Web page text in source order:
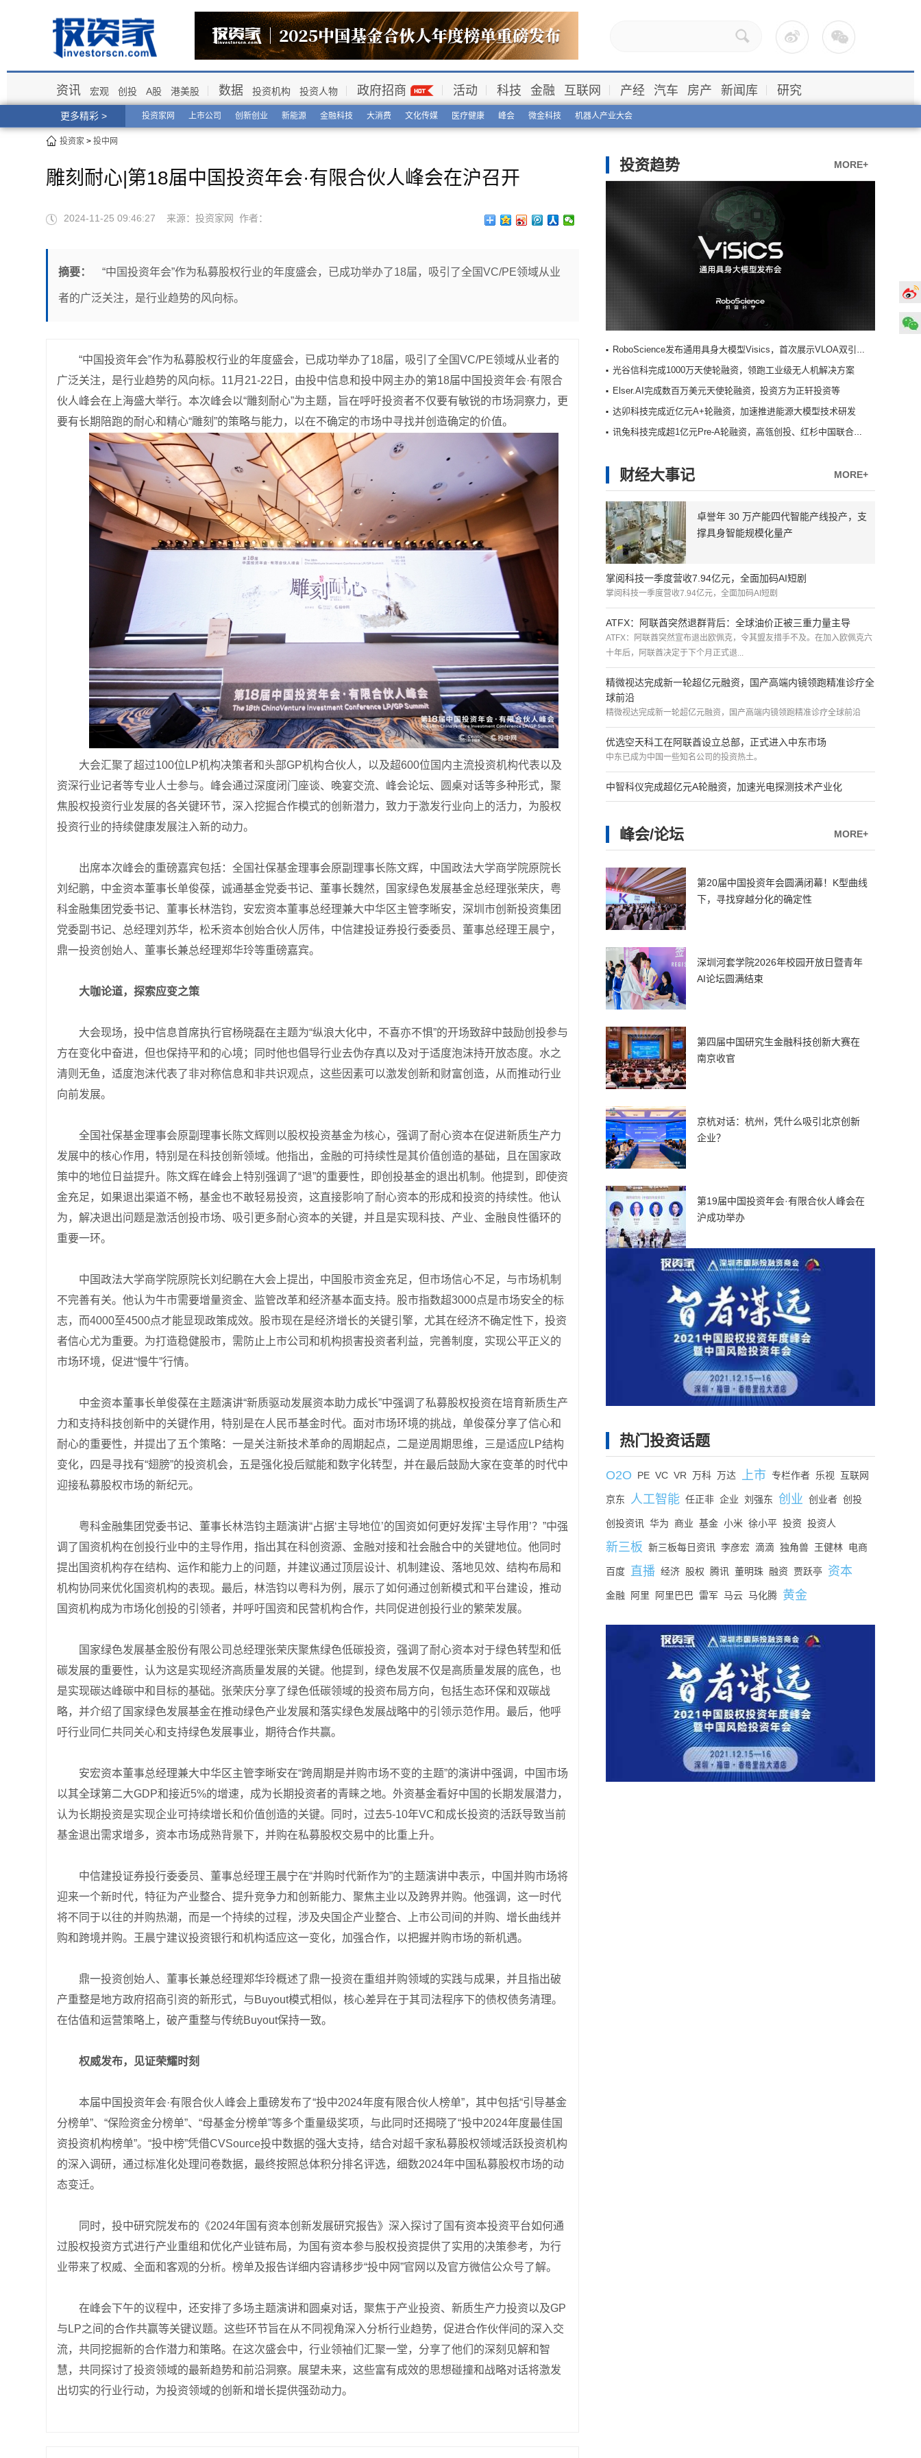
更多精彩 > 投资家网 上市公司 创新创业 新能源 金融科技 大消费 文化传媒 医疗健康 峰会 微金科技 机器人产业大会
资讯 宏观 创投 A股 港美股 数据 投资机构 投资人物 政府招商 活动 科技 金融 互联网 产经 汽车 房产 新闻库 研究
投资家 > 投中网
雕刻耐心|第18届中国投资年会·有限合伙人峰会在沪召开
2024-11-25 09:46:27 来源：投资家网 作者：
摘要： “中国投资年会”作为私募股权行业的年度盛会，已成功举办了18届，吸引了全国VC/PE领域从业
者的广泛关注，是行业趋势的风向标。
“中国投资年会”作为私募股权行业的年度盛会，已成功举办了18届，吸引了全国VC/PE领域从业者的
广泛关注，是行业趋势的风向标。11月21-22日，由投中信息和投中网主办的第18届中国投资年会·有限合
伙人峰会在上海盛大举行。本次峰会以“雕刻耐心”为主题，旨在呼吁投资者不仅要有敏锐的市场洞察力，更
要有长期陪跑的耐心和精心“雕刻”的策略与能力，以在不确定的市场中寻找并创造确定的价值。
大会汇聚了超过100位LP机构决策者和头部GP机构合伙人，以及超600位国内主流投资机构代表以及
资深行业记者等专业人士参与。峰会通过深度闭门座谈、晚宴交流、峰会论坛、圆桌对话等多种形式，聚
焦股权投资行业发展的各关键环节，深入挖掘合作模式的创新潜力，致力于激发行业向上的活力，为股权
投资行业的持续健康发展注入新的动力。
出席本次峰会的重磅嘉宾包括：全国社保基金理事会原副理事长陈文辉，中国政法大学商学院原院长
刘纪鹏，中金资本董事长单俊葆，诚通基金党委书记、董事长魏然，国家绿色发展基金总经理张荣庆，粤
科金融集团党委书记、董事长林浩钧，安宏资本董事总经理兼大中华区主管李晰安，深圳市创新投资集团
党委副书记、总经理刘苏华，松禾资本创始合伙人厉伟，中信建投证券投行委委员、董事总经理王晨宁，
鼎一投资创始人、董事长兼总经理郑华玲等重磅嘉宾。
大咖论道，探索应变之策
大会现场，投中信息首席执行官杨晓磊在主题为“纵浪大化中，不喜亦不惧”的开场致辞中鼓励创投参与
方在变化中奋进，但也保持平和的心境；同时他也倡导行业去伪存真以及对于适度泡沫持开放态度。水之
清则无鱼，适度泡沫代表了非对称信息和非共识观点，这些因素可以激发创新和财富创造，从而推动行业
向前发展。
全国社保基金理事会原副理事长陈文辉则以股权投资基金为核心，强调了耐心资本在促进新质生产力
发展中的核心作用，特别是在科技创新领域。他指出，金融的可持续性是其价值创造的基础，且在国家政
策中的地位日益提升。陈文辉在峰会上特别强调了“退”的重要性，即创投基金的退出机制。他提到，即使资
金充足，如果退出渠道不畅，基金也不敢轻易投资，这直接影响了耐心资本的形成和投资的持续性。他认
为，解决退出问题是激活创投市场、吸引更多耐心资本的关键，并且是实现科技、产业、金融良性循环的
重要一环。
中国政法大学商学院原院长刘纪鹏在大会上提出，中国股市资金充足，但市场信心不足，与市场机制
不完善有关。他认为牛市需要增量资金、监管改革和经济基本面支持。股市指数超3000点是市场安全的标
志，而4000至4500点才能显现政策成效。股市现在是经济增长的关键引擎，尤其在经济不确定性下，投资
者信心尤为重要。为打造稳健股市，需防止上市公司和机构损害投资者利益，完善制度，实现公平正义的
市场环境，促进“慢牛”行情。
中金资本董事长单俊葆在主题演讲“新质驱动发展资本助力成长”中强调了私募股权投资在培育新质生产
力和支持科技创新中的关键作用，特别是在人民币基金时代。面对市场环境的挑战，单俊葆分享了信心和
耐心的重要性，并提出了五个策略：一是关注新技术革命的周期起点，二是逆周期思维，三是适应LP结构
变化，四是寻找有“翅膀”的投资机会，五是强化投后赋能和数字化转型，并在最后鼓励大家在变革的时代中
迎接私募股权市场的新纪元。
粤科金融集团党委书记、董事长林浩钧主题演讲“占据‘主导地位’的国资如何更好发挥‘主导作用’？”中强
调了国资机构在创投行业中的主导作用，指出其在科创资源、金融对接和社会融合中的关键地位。他同时
提出国资机构存在结构、运作和能力上的问题，并建议通过顶层设计、机制建设、落地见效、结构布局和
机构协同来优化国资机构的表现。最后，林浩钧以粤科为例，展示了如何通过创新模式和平台建设，推动
国资机构成为市场化创投的引领者，并呼吁国资和民营机构合作，共同促进创投行业的繁荣发展。
国家绿色发展基金股份有限公司总经理张荣庆聚焦绿色低碳投资，强调了耐心资本对于绿色转型和低
碳发展的重要性，认为这是实现经济高质量发展的关键。他提到，绿色发展不仅是高质量发展的底色，也
是实现碳达峰碳中和目标的基础。张荣庆分享了绿色低碳领域的投资布局方向，包括生态环保和双碳战
略，并介绍了国家绿色发展基金在推动绿色产业发展和落实绿色发展战略中的引领示范作用。最后，他呼
吁行业同仁共同关心和支持绿色发展事业，期待合作共赢。
安宏资本董事总经理兼大中华区主管李晰安在“跨周期是并购市场不变的主题”的演讲中强调，中国市场
以其全球第二大GDP和接近5%的增速，成为长期投资者的青睐之地。外资基金看好中国的长期发展潜力，
认为长期投资是实现企业可持续增长和价值创造的关键。同时，过去5-10年VC和成长投资的活跃导致当前
基金退出需求增多，资本市场成熟背景下，并购在私募股权交易中的比重上升。
中信建投证券投行委委员、董事总经理王晨宁在“并购时代新作为”的主题演讲中表示，中国并购市场将
迎来一个新时代，特征为产业整合、提升竞争力和创新能力、聚焦主业以及跨界并购。他强调，这一时代
将不同于以往的并购热潮，而是一个持续的过程，涉及央国企产业整合、上市公司间的并购、增长曲线并
购和跨境并购。王晨宁建议投资银行和机构适应这一变化，加强合作，以把握并购市场的新机遇。
鼎一投资创始人、董事长兼总经理郑华玲概述了鼎一投资在重组并购领域的实践与成果，并且指出破
产重整是地方政府招商引资的新形式，与Buyout模式相似，核心差异在于其司法程序下的债权债务清理。
在估值和运营策略上，破产重整与传统Buyout保持一致。
权威发布，见证荣耀时刻
本届中国投资年会·有限合伙人峰会上重磅发布了“投中2024年度有限合伙人榜单”，其中包括“引导基金
分榜单”、“保险资金分榜单”、“母基金分榜单”等多个重量级奖项，与此同时还揭晓了“投中2024年度最佳国
资投资机构榜单”。“投中榜”凭借CVSource投中数据的强大支持，结合对超千家私募股权领域活跃投资机构
的深入调研，通过标准化处理问卷数据，最终按照总体积分排名评选，细数2024年中国私募股权市场的动
态变迁。
同时，投中研究院发布的《2024年国有资本创新发展研究报告》深入探讨了国有资本投资平台如何通
过股权投资方式进行产业重组和优化产业链布局，为国有资本参与股权投资提供了实用的决策参考，为行
业带来了权威、全面和客观的分析。榜单及报告详细内容请移步“投中网”官网以及官方微信公众号了解。
在峰会下午的议程中，还安排了多场主题演讲和圆桌对话，聚焦于产业投资、新质生产力投资以及GP
与LP之间的合作共赢等关键议题。这些环节旨在从不同视角深入分析行业趋势，促进合作伙伴间的深入交
流，共同挖掘新的合作潜力和策略。在这次盛会中，行业领袖们汇聚一堂，分享了他们的深刻见解和智
慧，共同探讨了投资领域的最新趋势和前沿洞察。展望未来，这些富有成效的思想碰撞和战略对话将激发
出切实的行业行动，为投资领域的创新和增长提供强劲动力。
MORE+
投资趋势
RoboScience发布通用具身大模型Visics，首次展示VLOA双引擎架构
光谷信科完成1000万天使轮融资，领跑工业级无人机解决方案
Elser.AI完成数百万美元天使轮融资，投资方为正轩投资等
达卯科技完成近亿元A+轮融资，加速推进能源大模型技术研发
讯兔科技完成超1亿元Pre-A轮融资，高瓴创投、红杉中国联合领投
MORE+
财经大事记
卓誉年 30 万产能四代智能产线投产，支
撑具身智能规模化量产
掌阅科技一季度营收7.94亿元，全面加码AI短剧
掌阅科技一季度营收7.94亿元，全面加码AI短剧
ATFX：阿联酋突然退群背后：全球油价正被三重力量主导
ATFX：阿联酋突然宣布退出欧佩克，令其盟友措手不及。在加入欧佩克六
十年后，阿联酋决定于下个月正式退...
精微视达完成新一轮超亿元融资，国产高端内镜领跑精准诊疗全
球前沿
精微视达完成新一轮超亿元融资，国产高端内镜领跑精准诊疗全球前沿
优选空天科工在阿联酋设立总部，正式进入中东市场
中东已成为中国一些知名公司的投资热土。
中智科仪完成超亿元A轮融资，加速光电探测技术产业化
MORE+
峰会/论坛
第20届中国投资年会圆满闭幕！K型曲线
下，寻找穿越分化的确定性
深圳河套学院2026年校园开放日暨青年
AI论坛圆满结束
第四届中国研究生金融科技创新大赛在
南京收官
京杭对话：杭州，凭什么吸引北京创新
企业？
第19届中国投资年会·有限合伙人峰会在
沪成功举办
热门投资话题
O2O PE VC VR 万科 万达 上市 专栏作者 乐视 互联网
京东 人工智能 任正非 企业 刘强东 创业 创业者 创投
创投资讯 华为 商业 基金 小米 徐小平 投资 投资人
新三板 新三板每日资讯 李彦宏 滴滴 独角兽 王健林 电商
百度 直播 经济 股权 腾讯 董明珠 融资 贾跃亭 资本
金融 阿里 阿里巴巴 雷军 马云 马化腾 黄金